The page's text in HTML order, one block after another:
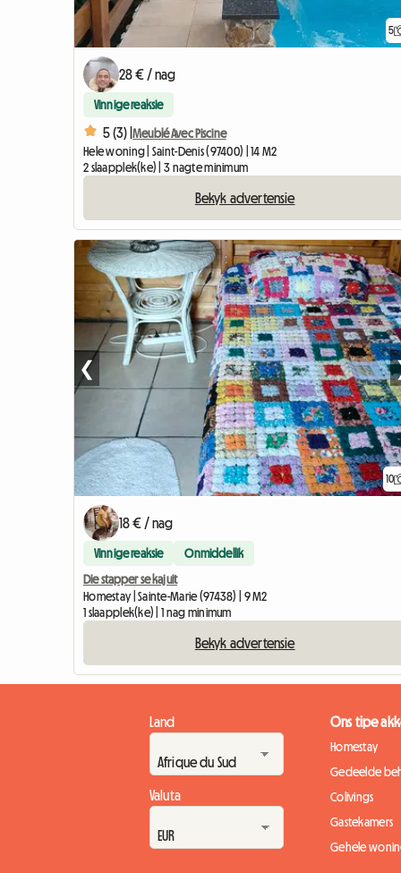
5
28 € / nag
Vinnige reaksie
5 (3) |Meublé Avec Piscine
Hele woning | Saint-Denis (97400) | 14 M2
2 slaapplek(ke) | 3 nagte minimum
Bekyk advertensie
10
❮
18 € / nag
Vinnige reaksie Onmiddellik
Die stapper se kajuit
Homestay | Sainte-Marie (97438) | 9 M2
1 slaapplek(ke) | 1 nag minimum
Bekyk advertensie
Land
Valuta
Ons tipe
Homestay
Gedeelde
Colivings
Gastekamers
Gehele